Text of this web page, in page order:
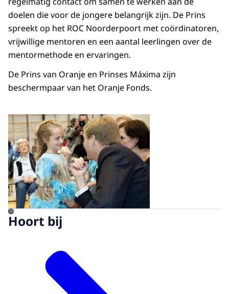
doelen die voor de jongere belangrijk zijn. De Prins
spreekt op het ROC Noorderpoort met coördinatoren,
vrijwillige mentoren en een aantal leerlingen over de
mentormethode en ervaringen.
De Prins van Oranje en Prinses Máxima zijn
beschermpaar van het Oranje Fonds.
Open de galerij in vergrote
©
Hoort bij